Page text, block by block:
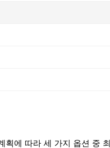
획에 따라 세 가지 옵션 중 최